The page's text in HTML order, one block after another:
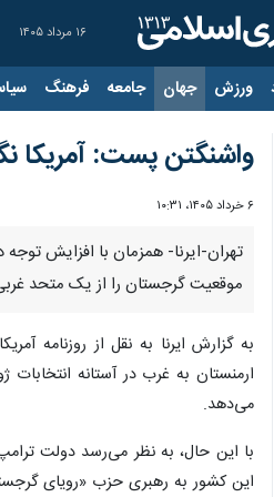
۱۶ مرداد ۱۴۰۵
ورزش جهان جامعه فرهنگ
واشنگتن پست: آمریکا
۶ خرداد ۱۴۰۵، ۱۰:۳۱